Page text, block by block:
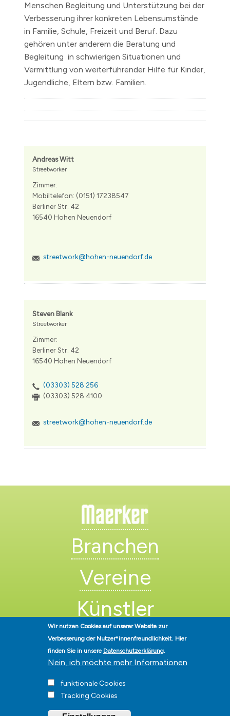
Menschen Begleitung und Unterstützung bei der
Verbesserung ihrer konkreten Lebensumstände
in Familie, Schule, Freizeit und Beruf. Dazu
gehören unter anderem die Beratung und
Begleitung in schwierigen Situationen und
Vermittlung von weiterführender Hilfe für Kinder,
Jugendliche, Eltern bzw. Familien.
Andreas Witt
Streetworker
Zimmer:
Mobiltelefon: (0151) 17238547
Berliner Str. 42
16540 Hohen Neuendorf
streetwork@hohen-neuendorf.de
Steven Blank
Streetworker
Zimmer:
Berliner Str. 42
16540 Hohen Neuendorf
(03303) 528 256
(03303) 528 4100
streetwork@hohen-neuendorf.de
Branchen
Vereine
Künstler
Stadt Hohen Neuendorf • Oranienburger Str. 2 • 16540 Hohen
Neuendorf • Telefon03303-528-0• E-Mail:
Wir nutzen Cookies auf unserer Website zur
Verbesserung der Nutzer*innenfreundlichkeit. Hier
finden Sie in unsere Datenschutzerklärung.
Nein, ich möchte mehr Informationen
funktionale Cookies
Tracking Cookies